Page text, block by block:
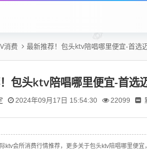
消费 最新推荐！包头ktv陪唱哪里便宜-首选
包头ktv陪唱哪里便宜-首选
2024年09月17日 15:54:30 22099
ktv会所消费行情推荐，更多关于包头ktv陪唱哪里便